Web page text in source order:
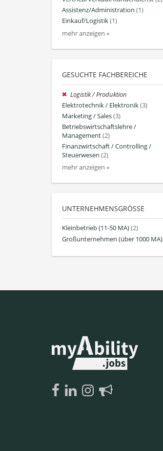
Assistenz/Administration (1)
Einkauf/Logistik(1)
mehr anzeigen »
GESUCHTE FACHBEREICHE
Logistik / Produktion
Elektrotechnik / Elektronik(3)
Marketing / Sales(3)
Betriebswirtschaftslehre /
Management(2)
Finanzwirtschaft / Controlling /
Steuerwesen (2)
mehr anzeigen »
UNTERNEHMENSGRÖSSE
Kleinbetrieb (11-50 MA)(2)
Großunternehmen (über 1000 MA)